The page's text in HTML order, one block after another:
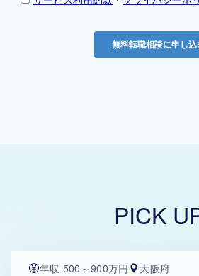
PICK
年収 500～900万円 大阪府